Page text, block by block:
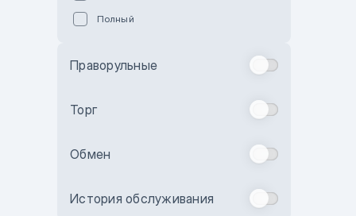
Бежевый
Комбинированный
Полный
Праворульные
Торг
Обмен
История обслуживания